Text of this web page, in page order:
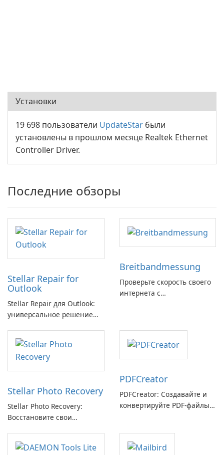
Установки
19 698 пользователи UpdateStar были
установлены в прошлом месяце Realtek Ethernet
Controller Driver.
Последние обзоры
Stellar Repair for
Outlook
Stellar Repair для Outlook:
универсальное решение
электронной почты
Breitbandmessung
Проверьте скорость своего
интернета с
Stellar Photo Recovery
Stellar Photo Recovery:
Восстановите свои
с легкостью
PDFCreator
PDFCreator: Создавайте и
конвертируйте PDF-файлы с